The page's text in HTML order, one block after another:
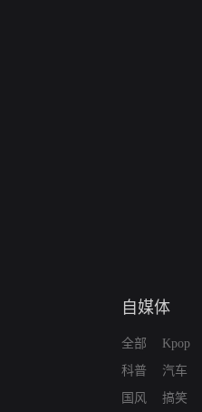
自媒体
全部
科普
国风
Kpop
汽车
搞笑